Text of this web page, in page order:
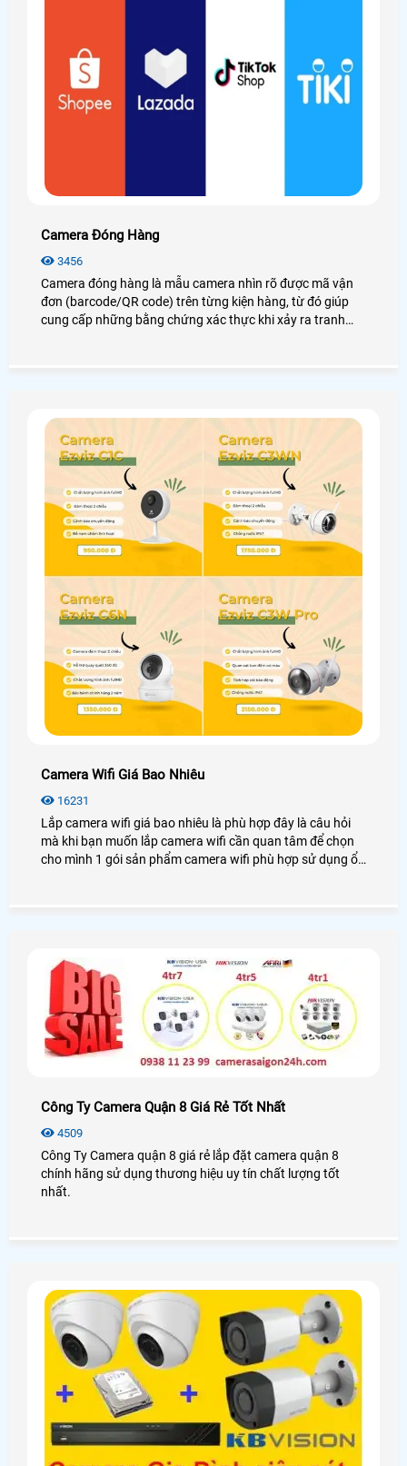
Camera Đóng Hàng
3456
Camera đóng hàng là mẫu camera nhìn rõ được mã vận
đơn (barcode/QR code) trên từng kiện hàng, từ đó giúp
cung cấp những bằng chứng xác thực khi xảy ra tranh
Camera Wifi Giá Bao Nhiêu
16231
Lắp camera wifi giá bao nhiêu là phù hợp đây là câu hỏi
mà khi bạn muốn lắp camera wifi cần quan tâm để chọn
cho mình 1 gói sản phẩm camera wifi phù hợp sử dụng ổn
Công Ty Camera Quận 8 Giá Rẻ Tốt Nhất
4509
Công Ty Camera quận 8 giá rẻ lắp đặt camera quận 8
chính hãng sử dụng thương hiệu uy tín chất lượng tốt
nhất.